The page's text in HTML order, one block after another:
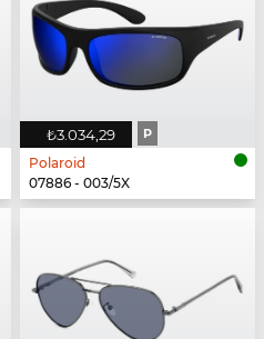
₺3.034,29 P
Polaroid
07886 - 003/5X